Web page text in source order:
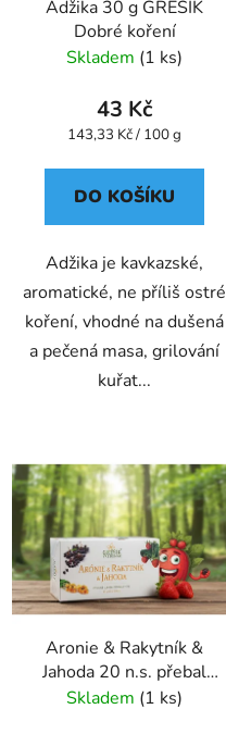
Adžika 30 g GREŠÍK
Dobré koření
Skladem (1 ks)
43 Kč
Měrná
143,33 Kč / 100 g
DO KOŠÍKU
Adžika je kavkazské,
aromatické, ne příliš ostré
koření, vhodné na dušená
a pečená masa, grilování
kuřat...
Aronie & Rakytník &
Jahoda 20 n.s. přebal
GREŠÍK Ovocný čaj
Skladem (1 ks)